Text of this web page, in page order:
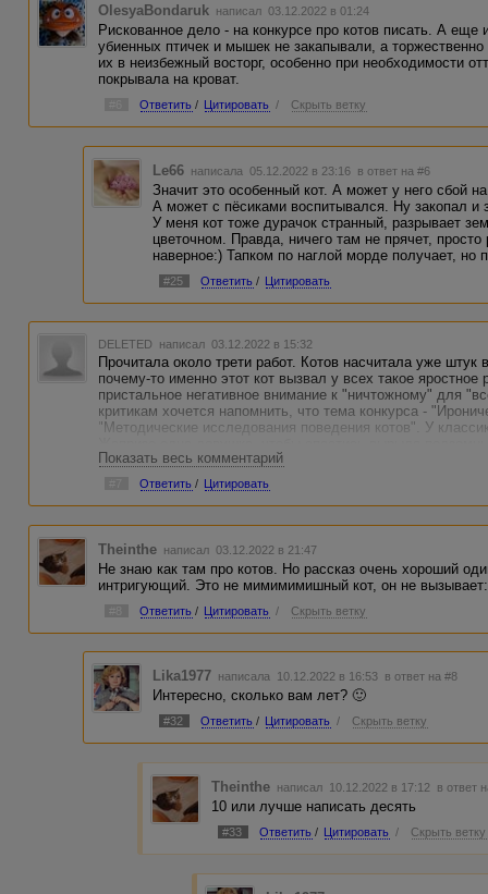
OlesyaBondaruk написал 03.12.2022 в 01:24
Рискованное дело - на конкурсе про котов писать. А еще
убиенных птичек и мышек не закапывали, а
их в неизбежный восторг, особенно при необходимости
покрывала на кроват.
Ответить / Цитировать / Скрыть ветку
Le66 написала 05.12.2022 в 23:16 в ответ на #6
Значит это особенный кот. А может у него сбой
А может с пёсиками воспитывался. Ну закопал и
У меня кот тоже дурачок странный, разрывает
цветочном. Правда, ничего там не прячет, просто
наверное:) Тапком по наглой морде получает, но
#25 Ответить / Цитировать
DELETED написал 03.12.2022 в 15:32
Прочитала около трети работ. Котов насчитала уже
почему-то именно этот кот вызвал у всех такое
пристальное негативное внимание к "ничтожному" для
критикам хочется напомнить, что тема конкурса -
"Методические исследования поведения котов". У
PS. А рассказ неплохой. Только, на мой взгляд, немного
вам тут определили даже не знаю, что можно было ещё
Показать весь комментарий
Ответить / Цитировать
Theinthe написал 03.12.2022 в 21:47
Не знаю как там про котов. Но рассказ очень хороший
интригующий. Это не мимимимишный кот, он не
Ответить / Цитировать / Скрыть ветку
Lika1977 написала 10.12.2022 в 16:53 в ответ на #8
Интересно, сколько вам лет? 🙂
#32 Ответить / Цитировать / Скрыть ветку
Theinthe написал 10.12.2022 в 17:12 в ответ
10 или лучше написать десять
#33 Ответить / Цитировать / Скрыть ветку